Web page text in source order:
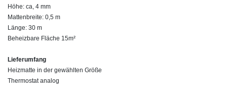
Höhe: ca, 4 mm
Mattenbreite: 0,5 m
Länge: 30 m
Beheizbare Fläche 15m²
Lieferumfang
Heizmatte in der gewählten Größe
Thermostat analog